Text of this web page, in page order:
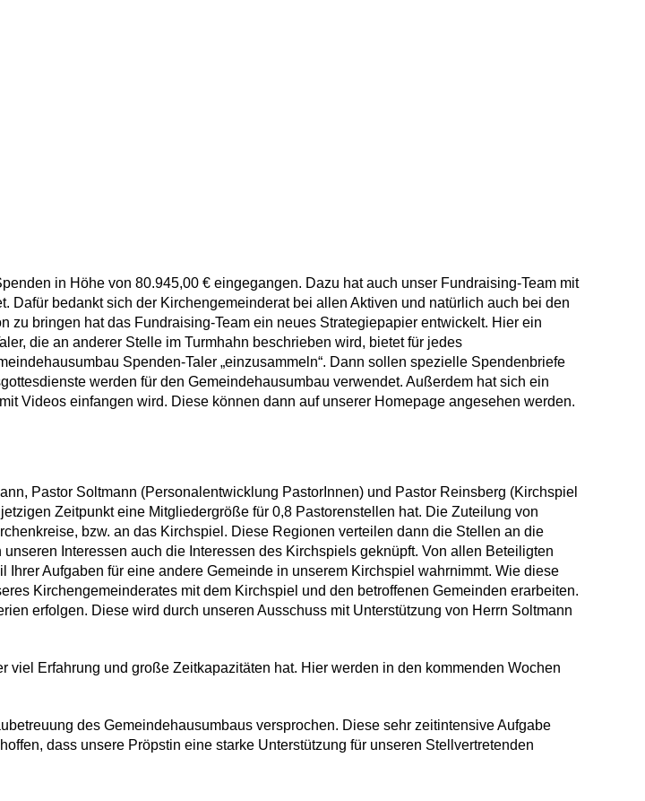
in Höhe von 80.945,00 € einge­gangen. Dazu hat auch unser Fundraising-Team mit
bedankt sich der Kirchen­gemeinderat bei allen Ak­tiven und natürlich auch bei den
bringen hat das Fund­raising-Team ein neues Strategiepapier entwi­ckelt. Hier ein
die an anderer Stelle im Turmhahn beschrie­ben wird, bietet für je­des
Spenden-Taler „einzusammeln“. Dann sollen spezielle Spen­denbriefe
werden für den Gemeindehausumbau verwendet. Außerdem hat sich ein
Videos einfangen wird. Diese können dann auf unserer Homepage an­gesehen werden.
Pastor Solt­mann (Personalentwick­lung PastorInnen) und Pastor Reinsberg (Kirch­spiel
Zeitpunkt eine Mitglieder­größe für 0,8 Pastoren­stellen hat. Die Zuteilung von
bzw. an das Kirchspiel. Diese Regionen verteilen dann die Stellen an die
Interes­sen auch die Interessen des Kirchspiels geknüpft. Von allen Beteiligten
Aufgaben für eine andere Gemeinde in un­serem Kirchspiel wahr­nimmt. Wie diese
Kirchengemeinde­rates mit dem Kirchspiel und den betroffenen Ge­meinden erarbeiten.
erfolgen. Diese wird durch unseren Aus­schuss mit Unterstützung von Herrn Soltmann
viel Er­fahrung und große Zeit­kapazitäten hat. Hier werden in den kommen­den Wochen
des Gemeindehausumbaus versprochen. Diese sehr zeitintensive Aufgabe
dass unsere Pröpstin eine starke Unterstützung für unseren Stellvertreten­den